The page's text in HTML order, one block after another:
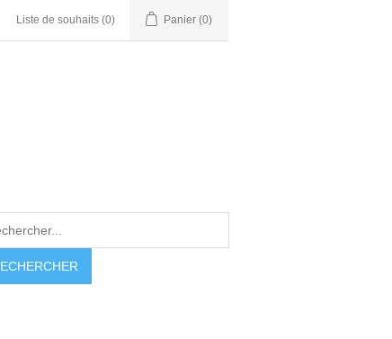
Liste de souhaits (0) Panier (0)